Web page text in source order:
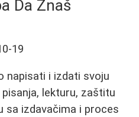
Da Znaš
19
napisati i izdati svoju
lekturu, zaštitu
sa izdavačima i proces